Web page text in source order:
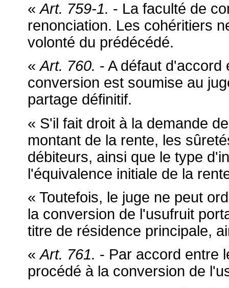
«Art. 759-1. - La faculté de
renonciation. Les cohéritiers
volonté du prédécédé.
«Art. 760. - A défaut d'accord
conversion est soumise au
partage définitif.
« S'il fait droit à la demande
montant de la rente, les
débiteurs, ainsi que le type
l'équivalence initiale de la
« Toutefois, le juge ne peut
la conversion de l'usufruit
titre de résidence principale,
«Art. 761. - Par accord entre
procédé à la conversion de